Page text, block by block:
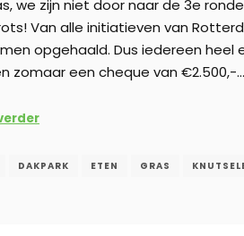
we zijn niet door naar de 3e
Van alle initiatieven van
opgehaald. Dus iedereen heel
zomaar een cheque van €2.500,-
DAKPARK ETEN GRAS